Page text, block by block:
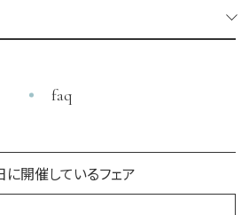
faq
に開催しているフェア